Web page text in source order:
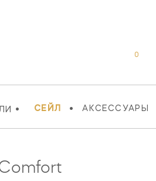
• СЕЙЛ • АКСЕССУАРЫ
0